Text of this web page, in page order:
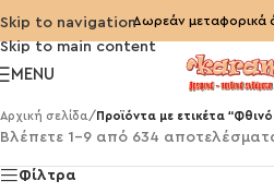
Skip to navigation
Skip to main content
Δωρεάν μεταφορικά
MENU
Αρχική σελίδα/ Προϊόντα με ετικέτα
Βλέπετε 1–9 από 634
Φίλτρα